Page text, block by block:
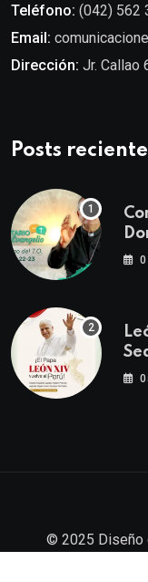
Teléfono: (042) 562
Email:
Dirección: Jr. Callao
Posts
© 2025 Diseño